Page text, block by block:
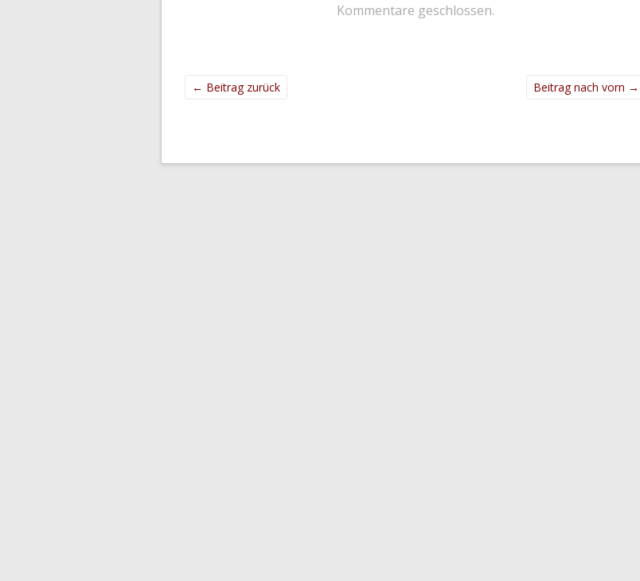
Kommentare geschlossen.
← Beitrag zurück Beitrag nach vorn →